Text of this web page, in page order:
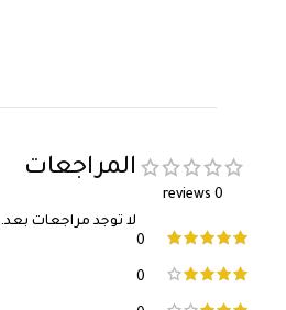
0 reviews
0
0
المراجعات
لا توجد مراجعات بعد.